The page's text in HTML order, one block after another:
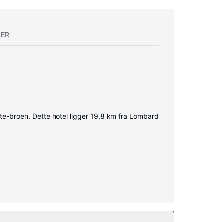
broen. Dette hotel ligger 19,8 km fra Lombard
og hårtørrer.